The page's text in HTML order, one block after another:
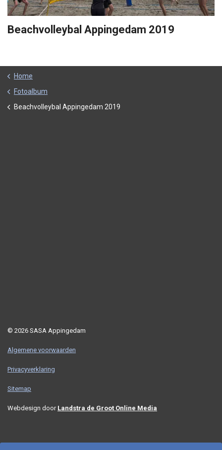
Beachvolleybal Appingedam 2019
Home
Fotoalbum
Beachvolleybal Appingedam 2019
© 2026 SASA Appingedam
Algemene voorwaarden
Privacyverklaring
Sitemap
Webdesign door Landstra de Groot Online Media